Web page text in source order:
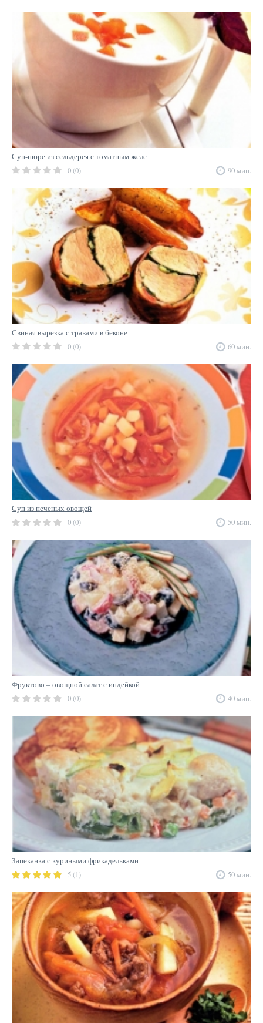
Суп-пюре из сельдерея с томатным желе
0 (0)
90 мин.
Свиная вырезка с травами в беконе
0 (0)
60 мин.
Суп из печеных овощей
0 (0)
50 мин.
Фруктово – овощной салат с индейкой
0 (0)
40 мин.
Запеканка с куриными фрикадельками
5 (1)
50 мин.